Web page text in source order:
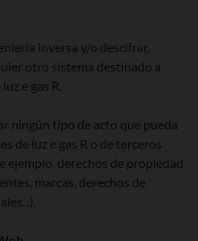
inversa y/o descifrar,
otro sistema destinado a
e gas R.
ningún tipo de acto que pueda
de luz e gas R o de terceros
ejemplo, derechos de propiedad
marcas, derechos de